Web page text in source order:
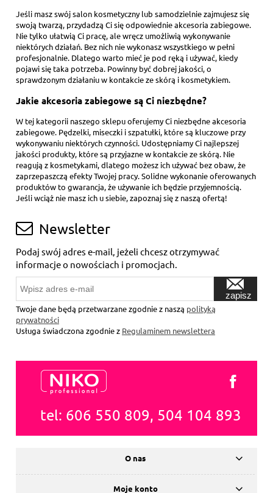
Jeśli masz swój salon kosmetyczny lub samodzielnie zajmujesz się
swoją twarzą, przydadzą Ci się odpowiednie akcesoria zabiegowe.
Nie tylko ułatwią Ci pracę, ale wręcz umożliwią wykonywanie
niektórych działań. Bez nich nie wykonasz wszystkiego w pełni
profesjonalnie. Dlatego warto mieć je pod ręką i używać, kiedy
pojawi się taka potrzeba. Powinny być dobrej jakości, o
sprawdzonym działaniu w kontakcie ze skórą i kosmetykiem.
Jakie akcesoria zabiegowe są Ci niezbędne?
W tej kategorii naszego sklepu oferujemy Ci niezbędne akcesoria
zabiegowe. Pędzelki, miseczki i szpatułki, które są kluczowe przy
wykonywaniu niektórych czynności. Udostępniamy Ci najlepszej
jakości produkty, które są przyjazne w kontakcie ze skórą. Nie
reagują z kosmetykami, dlatego możesz ich używać bez obaw, że
zaprzepaszczą efekty Twojej pracy. Solidne wykonanie oferowanych
produktów to gwarancja, że używanie ich będzie przyjemnością.
Jeśli wciąż nie masz ich u siebie, zapoznaj się z naszą ofertą!
Newsletter
Podaj swój adres e-mail, jeżeli chcesz otrzymywać
informacje o nowościach i promocjach.
zapisz
Twoje dane będą przetwarzane zgodnie z naszą polityką
prywatności
Usługa świadczona zgodnie z Regulaminem newslettera
tel: 606 550 809, 504 104 893
O nas
Moje konto